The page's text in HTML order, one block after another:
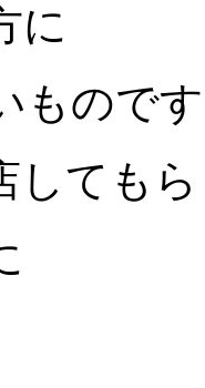
に
ものです
しても